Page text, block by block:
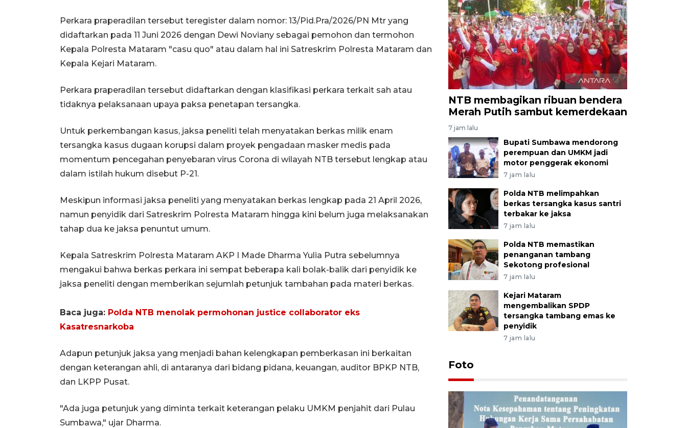
Perkara praperadilan tersebut teregister dalam nomor: 13/Pid.Pra/2026/PN Mtr yang
didaftarkan pada 11 Juni 2026 dengan Dewi Noviany sebagai pemohon dan termohon
Kepala Polresta Mataram "casu quo" atau dalam hal ini Satreskrim Polresta Mataram dan
Kepala Kejari Mataram.
Perkara praperadilan tersebut didaftarkan dengan klasifikasi perkara terkait sah atau
tidaknya pelaksanaan upaya paksa penetapan tersangka.
Untuk perkembangan kasus, jaksa peneliti telah menyatakan berkas milik enam
tersangka kasus dugaan korupsi dalam proyek pengadaan masker medis pada
momentum pencegahan penyebaran virus Corona di wilayah NTB tersebut lengkap atau
dalam istilah hukum disebut P-21.
Meskipun informasi jaksa peneliti yang menyatakan berkas lengkap pada 21 April 2026,
namun penyidik dari Satreskrim Polresta Mataram hingga kini belum juga melaksanakan
tahap dua ke jaksa penuntut umum.
Kepala Satreskrim Polresta Mataram AKP I Made Dharma Yulia Putra sebelumnya
mengakui bahwa berkas perkara ini sempat beberapa kali bolak-balik dari penyidik ke
jaksa peneliti dengan memberikan sejumlah petunjuk tambahan pada materi berkas.
Baca juga: Polda NTB menolak permohonan justice collaborator eks
Kasatresnarkoba
Adapun petunjuk jaksa yang menjadi bahan kelengkapan pemberkasan ini berkaitan
dengan keterangan ahli, di antaranya dari bidang pidana, keuangan, auditor BPKP NTB,
dan LKPP Pusat.
"Ada juga petunjuk yang diminta terkait keterangan pelaku UMKM penjahit dari Pulau
Sumbawa," ujar Dharma.
NTB membagikan ribuan bendera
Merah Putih sambut kemerdekaan
7 jam lalu
Bupati Sumbawa mendorong
perempuan dan UMKM jadi
motor penggerak ekonomi
7 jam lalu
Polda NTB melimpahkan
berkas tersangka kasus santri
terbakar ke jaksa
7 jam lalu
Polda NTB memastikan
penanganan tambang
Sekotong profesional
7 jam lalu
Kejari Mataram
mengembalikan SPDP
tersangka tambang emas ke
penyidik
7 jam lalu
Foto